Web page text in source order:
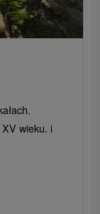
XV wieku. i